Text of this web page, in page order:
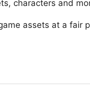
characters and
assets at a fair